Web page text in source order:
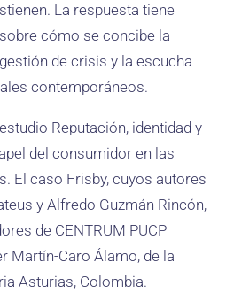
La respuesta tiene
cómo se concibe la
de crisis y la escucha
contemporáneos.
Reputación, identidad y
del consumidor en las
El caso Frisby, cuyos autores
y Alfredo Guzmán Rincón,
de CENTRUM PUCP
Martín-Caro Álamo, de la
Asturias, Colombia.